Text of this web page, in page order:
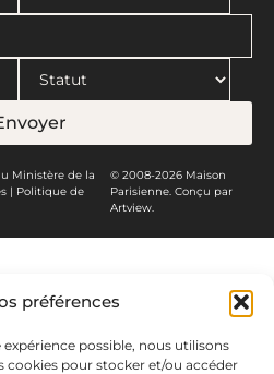
préférences
possible, nous utilisons
cookies pour stocker et/ou accéder
Ministère de la
| Politique de
© 2008-2026 Maison
Parisienne. Conçu par
Artview.